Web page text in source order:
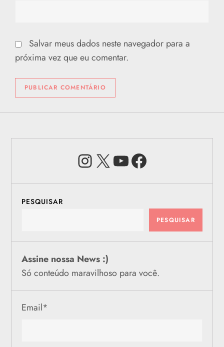
Salvar meus dados neste navegador para a
próxima vez que eu comentar.
Instagram
X Youtube
PESQUISAR
PESQUISAR
Assine nossa News :)
Só conteúdo maravilhoso para você.
Email*